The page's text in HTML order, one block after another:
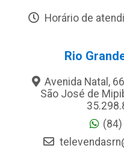
Horário de
Rio
Avenida Natal,
São José de